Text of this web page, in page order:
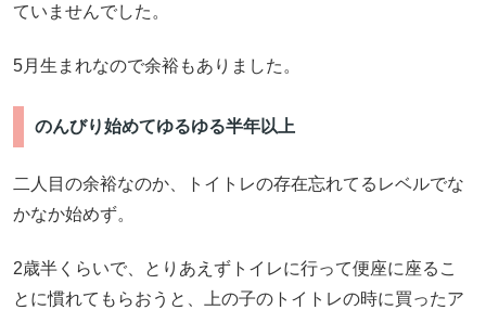
ていませんでした。
5月生まれなので余裕もありました。
のんびり始めてゆるゆる半年以上
二人目の余裕なのか、トイトレの存在忘れてるレベルでな
かなか始めず。
2歳半くらいで、とりあえずトイレに行って便座に座るこ
とに慣れてもらおうと、上の子のトイトレの時に買ったア